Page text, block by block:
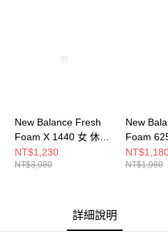
New Balance Fresh
Foam X 1440 女 休閒
鞋 W1440LS1-D
NT$1,230
NT$3,080
New
Foam
閒鞋
NT$1,980
詳細說明